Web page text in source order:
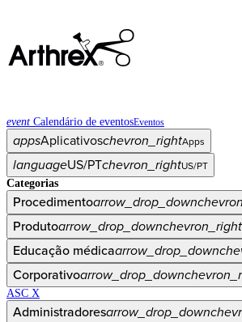
event Calendário de eventosEventos
appsAplicativoschevron_rightApps
languageUS/PTchevron_rightUS/PT
Categorias
Procedimentoarrow_drop_down
Produtoarrow_drop_downchevron_right
Educação médicaarrow_drop_down
Corporativoarrow_drop_down
ASC X
Administradoresarrow_drop_down